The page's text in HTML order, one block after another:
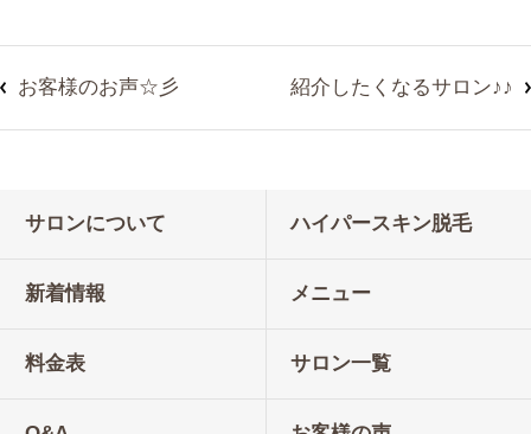
お客様のお声☆彡 紹介したくなるサロン♪♪
サロンについて ハイパースキン脱毛
新着情報 メニュー
料金表 サロン一覧